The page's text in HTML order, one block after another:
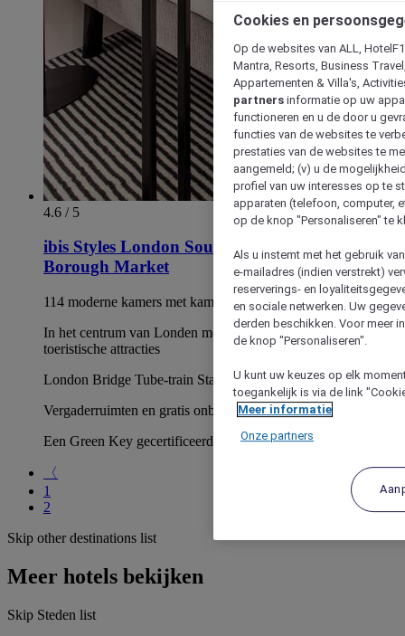
4.6 / 5
ibis Styles London Southwark - dicht bij
Borough Market
114 moderne kamers met kamers met tussendeur
In het centrum van Londen met eenvoudige toegang tot
toeristische attracties
London Bridge Tube-train Station is less than 5-minutes away
Vergaderruimten en gratis onbeperkt WiFi in het hele hotel
Een Green Key gecertificeerd hotel
〈
1
2
Skip other destinations list
Meer hotels bekijken
Skip Steden list
Cookies en
Op de websites van ALL,
Mantra, Resorts, Business
Appartementen & Villa's,
partners informatie op uw
functioneren en u de door u
functies van de websites te
prestaties van de websites te
aangemeld; (v) u de
profiel van uw interesses op te
apparaten (telefoon, computer,
op de knop "Personaliseren" te
Als u instemt met het gebruik
e-mailadres (indien verstrekt)
reserverings- en
en sociale netwerken. Uw
derden beschikken. Voor meer
de knop "Personaliseren".
U kunt uw keuzes op elk
toegankelijk is via de link
Meer informatie
Onze partners